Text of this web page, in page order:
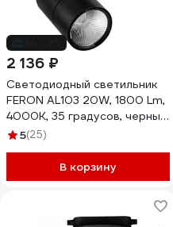
2 136 ₽
Светодиодный светильник
FERON AL103 20W, 1800 Lm,
4000К, 35 градусов, черный
29648
5(25)
В корзину